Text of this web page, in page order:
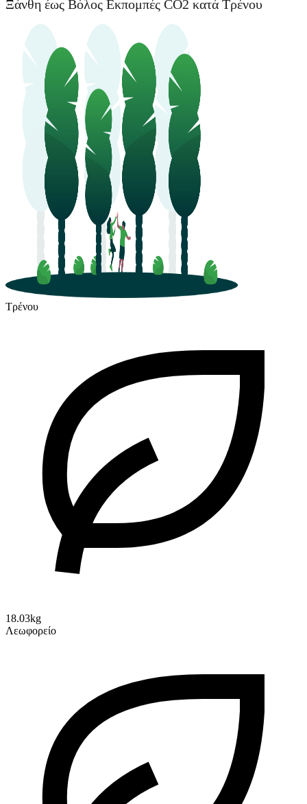
Ξάνθη έως Βόλος Εκπομπές CO2 κατά Τρένου
Τρένου
18.03kg
Λεωφορείο